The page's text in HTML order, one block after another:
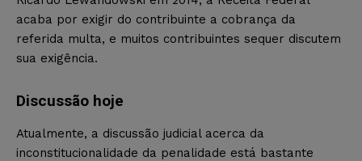
acaba por exigir do contribuinte a cobrança da
referida multa, e muitos contribuintes sequer discutem
sua exigência.
Discussão hoje
Atualmente, a discussão judicial acerca da
inconstitucionalidade da penalidade está bastante